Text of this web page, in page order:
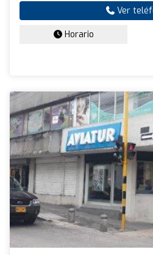
Ver
Horario